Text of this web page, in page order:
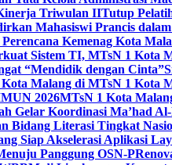
Triwulan IITutup
Mahasiswi Prancis
Kemenag Kota
Sistem TI, MTsN 1 Kota
“Mendidik dengan Cinta”
Malang di MTsN 1 Kota
2026MTsN 1 Kota
Gelar Koordinasi Ma’had
Bidang Literasi Tingkat
Siap Akselerasi Aplikasi
Panggung OSN-P